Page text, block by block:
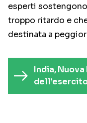
esperti
troppo ritardo e
destinata a
India,